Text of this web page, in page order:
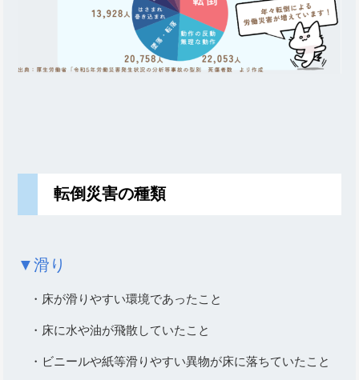
転倒災害の種類
▼滑り
・床が滑りやすい環境であったこと
・床に水や油が飛散していたこと
・ビニールや紙等滑りやすい異物が床に落ちていたこと